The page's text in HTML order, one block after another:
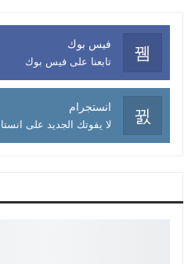
فيس بوك
تابعنا على فيس بوك
انستجرام
لا يفوتك الجديد على انستا